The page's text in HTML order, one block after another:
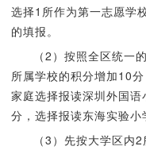
选择1所作为第一志愿学
的填报。
（2）按照全区统一
所属学校的积分增加10
家庭选择报读深圳外国
分，选择报读东海实验小
（3）先按大学区内